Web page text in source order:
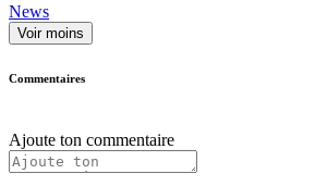
News
Voir moins
Commentaires
Ajoute ton commentaire